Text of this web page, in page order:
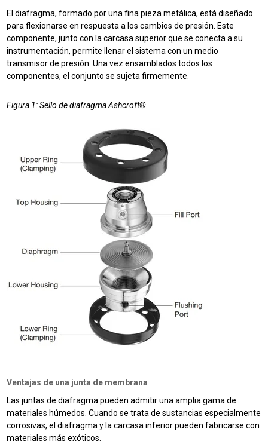
El diafragma, formado por una fina pieza metálica, está diseñado
para flexionarse en respuesta a los cambios de presión. Este
componente, junto con la carcasa superior que se conecta a su
instrumentación, permite llenar el sistema con un medio
transmisor de presión. Una vez ensamblados todos los
componentes, el conjunto se sujeta firmemente.
Figura 1: Sello de diafragma Ashcroft®.
Ventajas de una junta de membrana
Las juntas de diafragma pueden admitir una amplia gama de
materiales húmedos. Cuando se trata de sustancias especialmente
corrosivas, el diafragma y la carcasa inferior pueden fabricarse con
materiales más exóticos.